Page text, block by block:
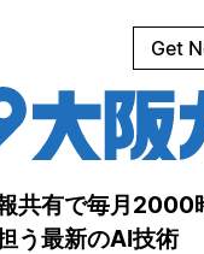
Get
共有で毎月2000
う最新のAI技術